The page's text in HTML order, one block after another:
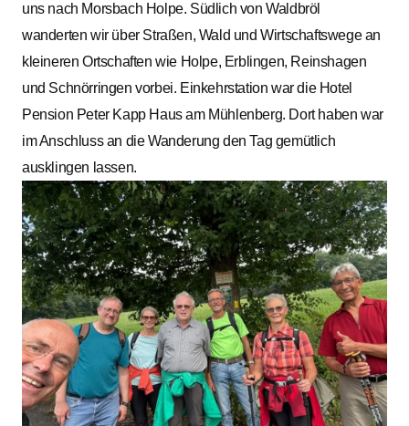
uns nach Morsbach Holpe. Südlich von Waldbröl
wanderten wir über Straßen, Wald und Wirtschaftswege an
kleineren Ortschaften wie Holpe, Erblingen, Reinshagen
und Schnörringen vorbei. Einkehrstation war die Hotel
Pension Peter Kapp Haus am Mühlenberg. Dort haben war
im Anschluss an die Wanderung den Tag gemütlich
ausklingen lassen.